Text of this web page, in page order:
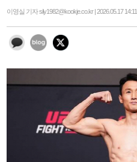
이영실 기자 sily1982@kookje.co.kr | 2026.05.17 14:11